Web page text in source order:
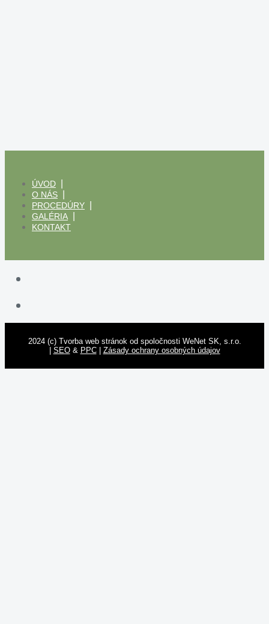
ÚVOD
O NÁS
PROCEDÚRY
GALÉRIA
KONTAKT
2024 (c) Tvorba web stránok od spoločnosti WeNet SK, s.r.o.
SEO& PPC| Zásady ochrany osobných údajov